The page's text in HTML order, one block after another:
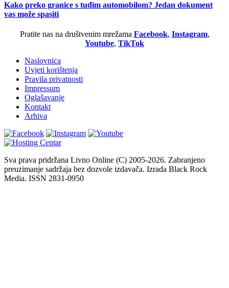
Kako preko granice s tuđim automobilom? Jedan dokument
vas može spasiti
Pratite nas na društvenim mrežama Facebook, Instagram,
Youtube, TikTok
Naslovnica
Uvjeti korištenja
Pravila privatnosti
Impressum
Oglašavanje
Kontakt
Arhiva
Sva prava pridržana Livno Online (C) 2005-2026. Zabranjeno
preuzimanje sadržaja bez dozvole izdavača. Izrada Black Rock
Media. ISSN 2831-0950